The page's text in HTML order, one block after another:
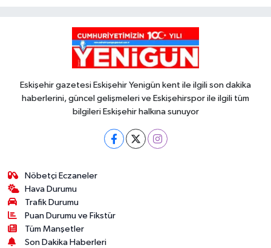
Eskişehir gazetesi Eskişehir Yenigün kent ile ilgili son dakika
haberlerini, güncel gelişmeleri ve Eskişehirspor ile ilgili tüm
bilgileri Eskişehir halkına sunuyor
Nöbetçi Eczaneler
Hava Durumu
Trafik Durumu
Puan Durumu ve Fikstür
Tüm Manşetler
Son Dakika Haberleri